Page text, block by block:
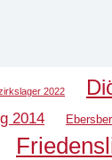
2022
2014